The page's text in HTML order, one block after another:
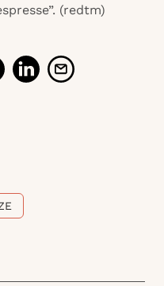
(redtm)